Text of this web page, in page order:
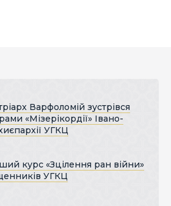
Варфоломій зустрівся
«Мізерікордії» Івано-
УГКЦ
курс «Зцілення ран війни»
УГКЦ